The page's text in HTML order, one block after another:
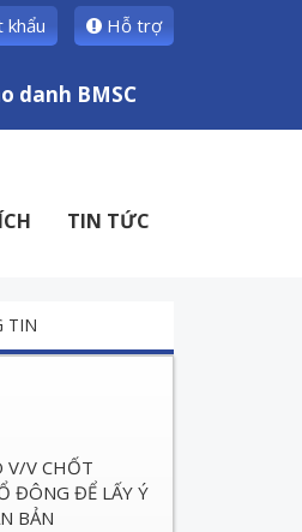
khẩu Hỗ trợ
BMSC
TIN TỨC
TIN
V/V CHỐT
ĐÔNG ĐỂ LẤY Ý
BẢN